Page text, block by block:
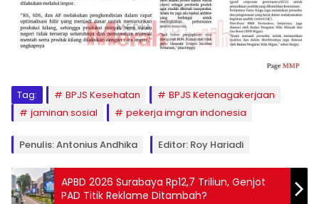
Tag: BPJS Kesehatan
BPJS Ketenagakerjaan
jaminan sosial
pekerja imgran indonesia
Penulis: Antonius Andhika Editor: Roy Hariadi
APBD 2026 Surabaya Rp12,7 Triliun, Genjot
PAD Titik Reklame Ditambah?